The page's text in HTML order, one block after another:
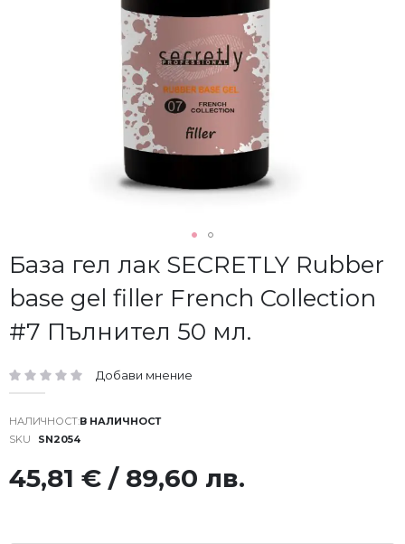
База гел лак SECRETLY Rubber
base gel filler French Collection
#7 Пълнител 50 мл.
рейтинг: Добави мнение
В НАЛИЧНОСТ
SKU
SN2054
45,81 € / 89,60 лв.
Преминете
към
началото
на
галерия